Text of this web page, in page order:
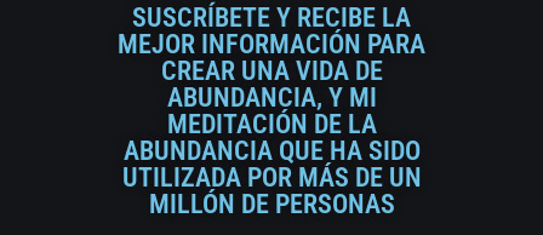
SUSCRÍBETE Y RECIBE LA
MEJOR INFORMACIÓN PARA
CREAR UNA VIDA DE
ABUNDANCIA, Y MI
MEDITACIÓN DE LA
ABUNDANCIA QUE HA SIDO
UTILIZADA POR MÁS DE UN
MILLÓN DE PERSONAS